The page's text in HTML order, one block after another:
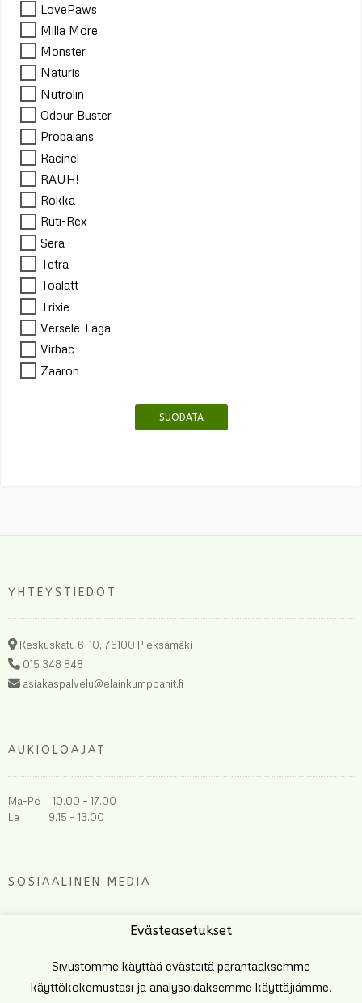
LovePaws
Milla More
Monster
Naturis
Nutrolin
Odour Buster
Probalans
Racinel
RAUH!
Rokka
Ruti-Rex
Sera
Tetra
Toalätt
Trixie
Versele-Laga
Virbac
Zaaron
SUODATA
YHTEYSTIEDOT
Keskuskatu 6-10, 76100 Pieksämäki
015 348 848
asiakaspalvelu@elainkumppanit.fi
AUKIOLOAJAT
Ma-Pe 10.00 – 17.00
La 9.15 – 13.00
SOSIAALINEN MEDIA
Evästeasetukset
Sivustomme käyttää evästeitä parantaaksemme
käyttökokemustasi ja analysoidaksemme käyttäjiämme.